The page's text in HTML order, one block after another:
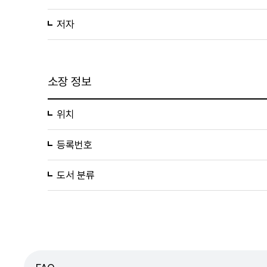
저자
소장 정보
위치
등록번호
도서 분류